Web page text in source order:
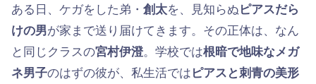
ある日、ケガをした弟・ 創太を、見知らぬ ピアスだら
けの男が家まで送り届けてきます。その正体は、なん
と同じクラスの宮村伊澄。学校では根暗で地味なメガ
ネ男子のはずの彼が、私生活では ピアスと刺青の美形